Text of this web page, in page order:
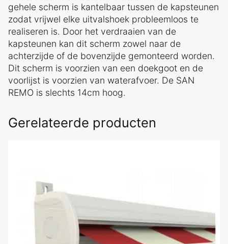
gehele scherm is kantelbaar tussen de kapsteunen
zodat vrijwel elke uitvalshoek probleemloos te
realiseren is. Door het verdraaien van de
kapsteunen kan dit scherm zowel naar de
achterzijde of de bovenzijde gemonteerd worden.
Dit scherm is voorzien van een doekgoot en de
voorlijst is voorzien van waterafvoer. De SAN
REMO is slechts 14cm hoog.
Gerelateerde producten